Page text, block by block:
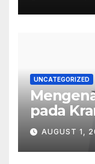
UNCATEGORIZED
pada
Mewah,
AUGUST 1,